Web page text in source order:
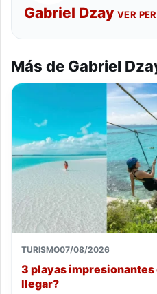
Gabriel Dzay VER
Más de Gabriel
TURISMO07/08/2026
3 playas impresionantes
llegar?